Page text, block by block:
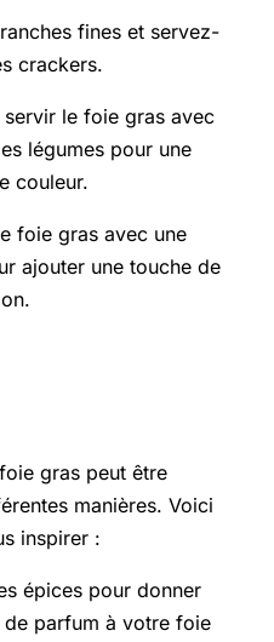
fines et servez-
crackers.
le foie gras avec
légumes pour une
couleur.
foie gras avec une
ajouter une touche de
gras peut être
manières. Voici
inspirer :
épices pour donner
de parfum à votre foie